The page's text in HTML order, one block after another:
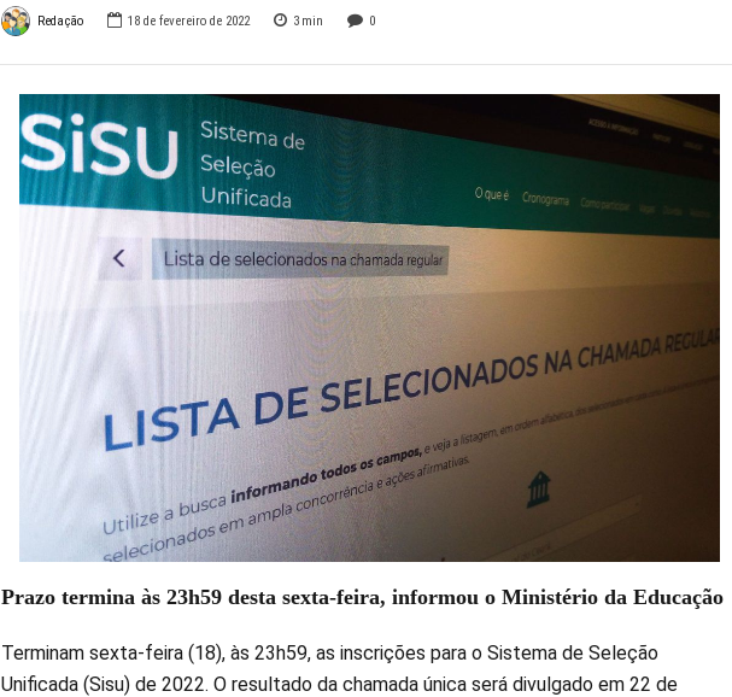
Redação 18 de fevereiro de 2022 3 min 0
Prazo termina às 23h59 desta sexta-feira, informou o Ministério da Educação
Terminam sexta-feira (18), às 23h59, as inscrições para o Sistema de Seleção
Unificada (Sisu) de 2022. O resultado da chamada única será divulgado em 22 de